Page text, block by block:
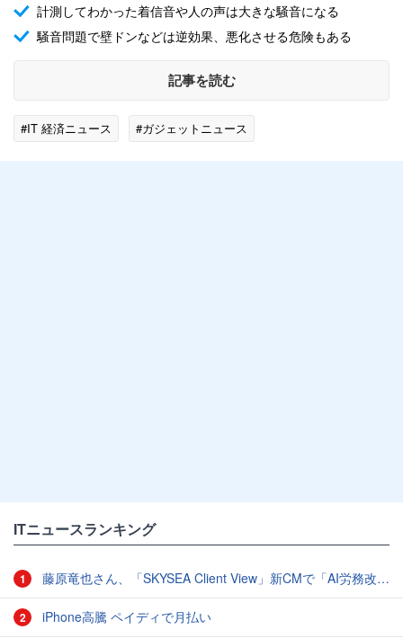
計測してわかった着信音や人の声は大きな騒音になる
騒音問題で壁ドンなどは逆効果、悪化させる危険もある
記事を読む
#IT 経済ニュース #ガジェットニュース
ITニュースランキング
1 藤原竜也さん、「SKYSEA Client View」新CMで「AI労務改善」をアピール 働き方をAIが分析したら「すぐに休んで」と言われる？
2 iPhone高騰 ペイディで月払い